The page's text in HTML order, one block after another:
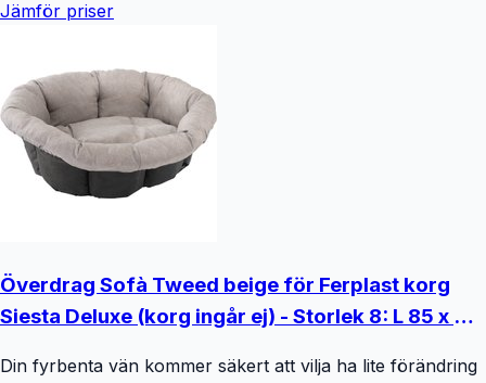
Jämför priser
Överdrag Sofà Tweed beige för Ferplast korg
Siesta Deluxe (korg ingår ej) - Storlek 8: L 85 x B
Din fyrbenta vän kommer säkert att vilja ha lite förändring